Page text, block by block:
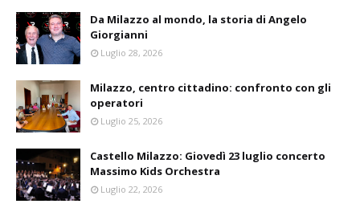
Da Milazzo al mondo, la storia di Angelo
Giorgianni
Luglio 28, 2026
Milazzo, centro cittadino: confronto con gli
operatori
Luglio 25, 2026
Castello Milazzo: Giovedì 23 luglio concerto
Massimo Kids Orchestra
Luglio 22, 2026